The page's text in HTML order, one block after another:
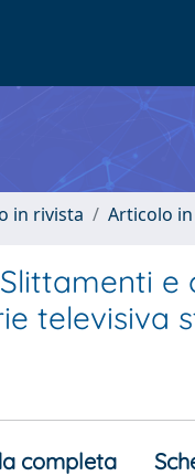
in rivista Articolo
televisiva
completa